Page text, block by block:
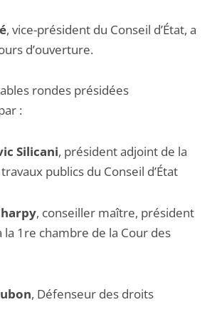
, vice-président du Conseil d’État, a
d’ouverture.
rondes présidées
:
Silicani, président adjoint de la
publics du Conseil d’État
, conseiller maître, président
la 1re chambre de la Cour des
, Défenseur des droits